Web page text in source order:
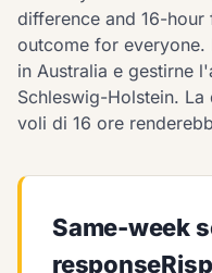
difference and 16-
outcome for everyone.
in Australia e gestirne
Schleswig-Holstein.
voli di 16 ore
Same-week
response